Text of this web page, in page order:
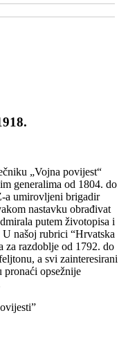
„Vojna povijest“
generalima od 1804. do
a umirovljeni brigadir
nastavku obrađivat
putem životopisa i
našoj rubrici “Hrvatska
za razdoblje od 1792. do
a svi zainteresirani
pronaći opsežnije